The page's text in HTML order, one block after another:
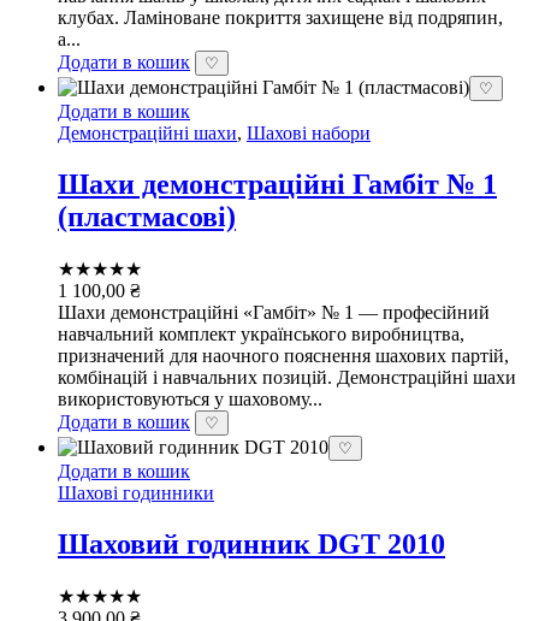
клубах. Ламіноване покриття захищене від подряпин,
а...
Додати в кошик
♡
♡
Додати в кошик
Демонстраційні шахи, Шахові набори
Шахи демонстраційні Гамбіт № 1
(пластмасові)
★★★★★
1 100,00 ₴
Шахи демонстраційні «Гамбіт» № 1 — професійний
навчальний комплект українського виробництва,
призначений для наочного пояснення шахових партій,
комбінацій і навчальних позицій. Демонстраційні шахи
використовуються у шаховому...
Додати в кошик
♡
♡
Додати в кошик
Шахові годинники
Шаховий годинник DGT 2010
★★★★★